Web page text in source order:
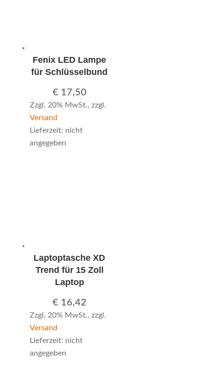
Fenix LED Lampe
für Schlüsselbund
€ 17,50
Zzgl. 20% MwSt., zzgl.
Versand
Lieferzeit: nicht
angegeben
Laptoptasche XD
Trend für 15 Zoll
Laptop
€ 16,42
Zzgl. 20% MwSt., zzgl.
Versand
Lieferzeit: nicht
angegeben